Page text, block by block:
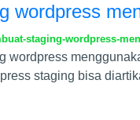
wordpress
staging-wordpress-
wordpress
staging bisa